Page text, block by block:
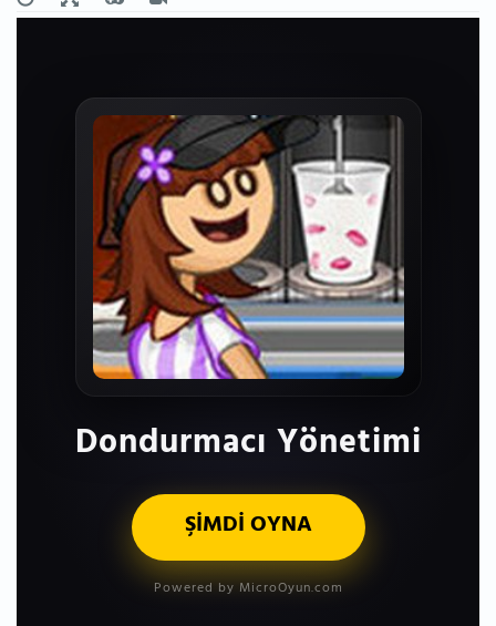
Dondurmacı Yönetimi
ŞİMDİ OYNA
Powered by MicroOyun.com